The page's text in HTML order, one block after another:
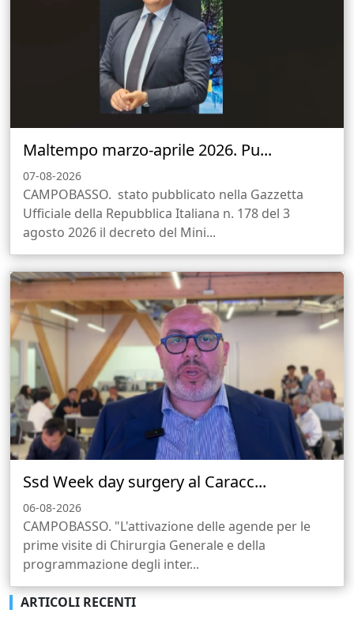
Maltempo marzo-aprile 2026. Pu...
07-08-2026
CAMPOBASSO. stato pubblicato nella Gazzetta
Ufficiale della Repubblica Italiana n. 178 del 3
agosto 2026 il decreto del Mini...
Ssd Week day surgery al Caracc...
06-08-2026
CAMPOBASSO. "L'attivazione delle agende per le
prime visite di Chirurgia Generale e della
programmazione degli inter...
ARTICOLI RECENTI